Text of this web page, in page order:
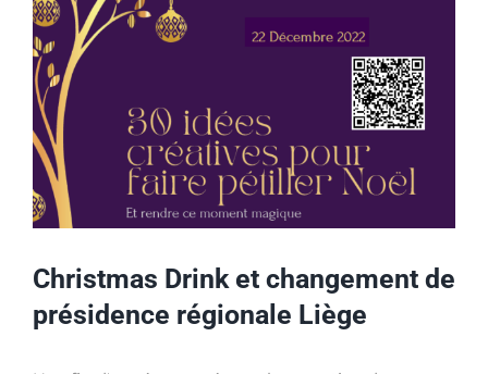
Christmas Drink et changement de
présidence régionale Liège